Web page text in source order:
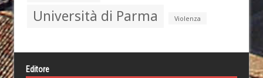
Università di Parma Violenza
Editore